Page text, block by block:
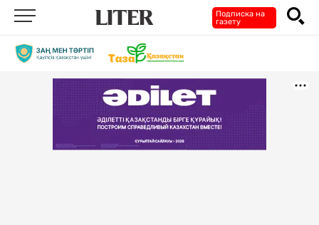
Подписка на
газету